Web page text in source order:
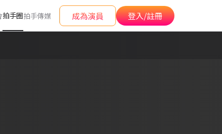
拍手圈拍手傳媒 成為演員 登入/註冊